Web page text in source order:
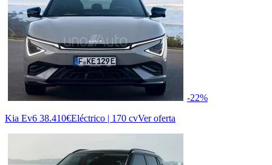
-22%
Kia Ev6 38.410€Eléctrico | 170 cvVer oferta